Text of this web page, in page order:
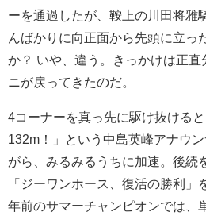
ーを通過したが、鞍上の川田将雅
んばかりに向正面から先頭に立っ
か？ いや、違う。きっかけは正
ニが戻ってきたのだ。
4コーナーを真っ先に駆け抜ける
132m！」という中島英峰アナウ
がら、みるみるうちに加速。後続
「ジーワンホース、復活の勝利」
年前のサマーチャンピオンでは、